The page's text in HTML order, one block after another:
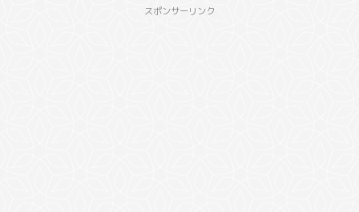
スポンサーリンク